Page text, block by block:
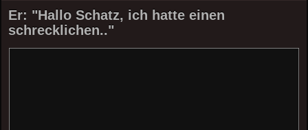
Er: "Hallo Schatz, ich hatte einen
schrecklichen.."